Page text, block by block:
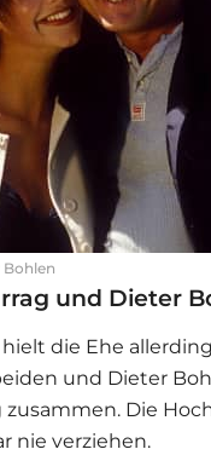
und Dieter
die Ehe
und Dieter
zusammen. Die
nie verziehen.